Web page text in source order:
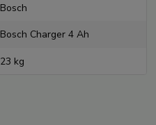
Bosch
Bosch Charger 4 Ah
23 kg